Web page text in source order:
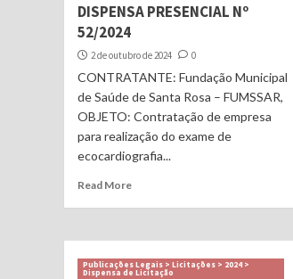
DISPENSA PRESENCIAL Nº
52/2024
2 de outubro de 2024 0
CONTRATANTE: Fundação Municipal
de Saúde de Santa Rosa – FUMSSAR,
OBJETO: Contratação de empresa
para realização do exame de
ecocardiografia...
Read More
Publicações Legais > Licitações > 2024 >
Dispensa de Licitação